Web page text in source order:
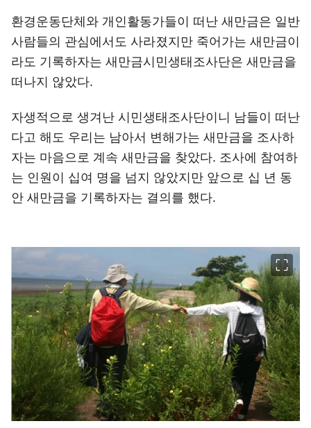
환경운동단체와 개인활동가들이 떠난 새만금은 일반
사람들의 관심에서도 사라졌지만 죽어가는 새만금이
라도 기록하자는 새만금시민생태조사단은 새만금을
떠나지 않았다.
자생적으로 생겨난 시민생태조사단이니 남들이 떠난
다고 해도 우리는 남아서 변해가는 새만금을 조사하
자는 마음으로 계속 새만금을 찾았다. 조사에 참여하
는 인원이 십여 명을 넘지 않았지만 앞으로 십 년 동
안 새만금을 기록하자는 결의를 했다.